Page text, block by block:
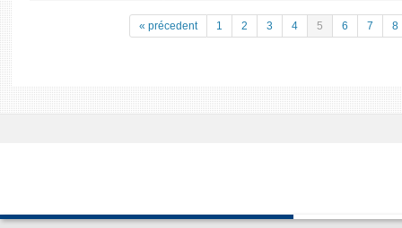
« précedent 1 2 3 4 5 6 7 8